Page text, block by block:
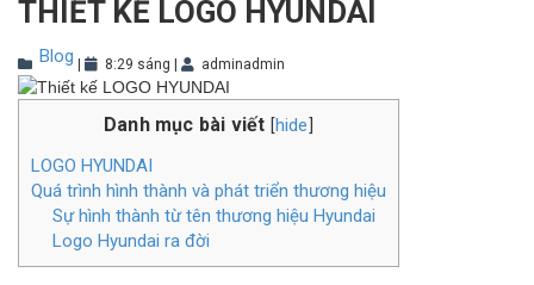
THIẾT KẾ LOGO HYUNDAI
Blog 8:29 sáng adminadmin
Danh mục bài viết [hide
LOGO HYUNDAI
Quá trình hình thành và phát triển thương hiệu
Sự hình thành từ tên thương hiệu Hyundai
Logo Hyundai ra đời